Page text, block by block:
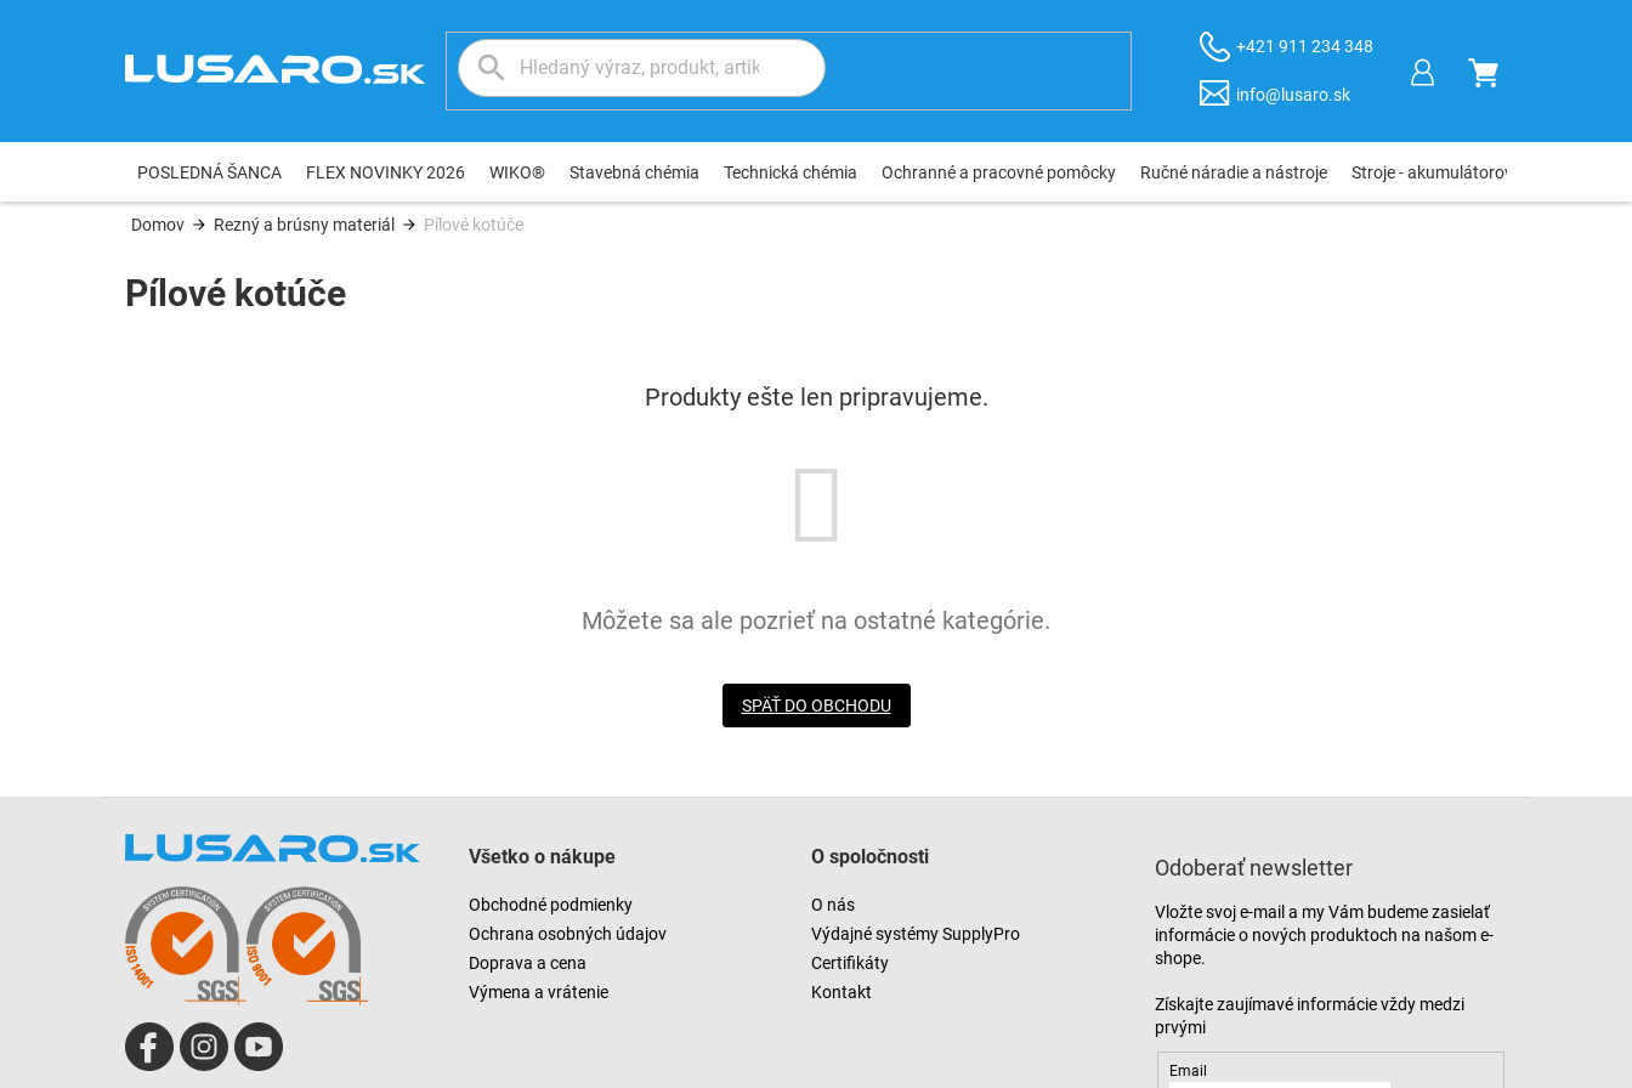
+421 911 234 348
info@lusaro.sk
NÁKUPNÝ
POSLEDNÁ ŠANCA FLEX NOVINKY 2026 WIKO® Stavebná chémia Technická chémia Ochranné a pracovné pomôcky Ručné náradie a nástroje Stroje - akumulátorové, elektro,
Domov Rezný a brúsny materiál Pílové kotúče
Pílové kotúče
Produkty ešte len pripravujeme.
Môžete sa ale pozrieť na ostatné kategórie.
SPÄŤ DO OBCHODU
Všetko o nákupe
Obchodné podmienky
Ochrana osobných údajov
Doprava a cena
Výmena a vrátenie
O spoločnosti
O nás
Výdajné systémy SupplyPro
Certifikáty
Kontakt
Odoberať newsletter
Vložte svoj e-mail a my Vám budeme zasielať
informácie o nových produktoch na našom e-
shope.
Email